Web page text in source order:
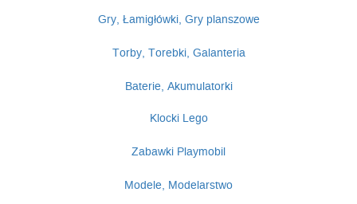
Gry, Łamigłówki, Gry planszowe
Torby, Torebki, Galanteria
Baterie, Akumulatorki
Klocki Lego
Zabawki Playmobil
Modele, Modelarstwo